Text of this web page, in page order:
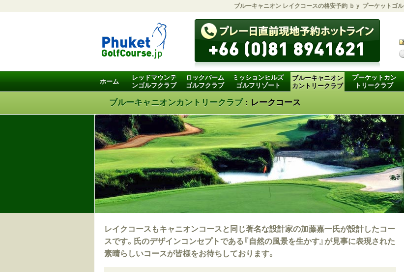
ブルーキャニオン レイクコースの格安予約 ｂｙ プーケットゴ
ホーム
レッドマウンテ
ンゴルフクラブ
ロックパーム
ゴルフクラブ
ミッションヒルズ
ゴルフリゾート
ブルーキャニオン
カントリークラブ
プーケットカン
トリークラブ
ブルーキャニオンカントリークラブ: レークコース
レイクコースもキャニオンコースと同じ著名な設計家の加藤嘉一氏が設計したコー
スです。氏のデザインコンセプトである『自然の風景を生かす』が見事に表現された
素晴らしいコースが皆様をお待ちしております。